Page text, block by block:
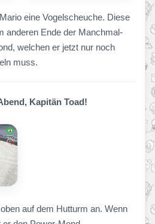
eine Vogelscheuche. Diese
anderen Ende der Manchmal-
welchen er jetzt nur noch
muss.
Kapitän Toad!
auf dem Hutturm an. Wenn